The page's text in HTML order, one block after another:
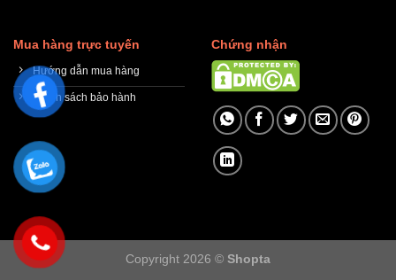
Mua hàng trực tuyến
Hướng dẫn mua hàng
Chính sách bảo hành
Chứng nhận
Copyright 2026 © Shopta